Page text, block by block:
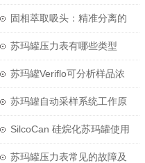
品前处理中的技术应用
固相萃取吸头：精准分离的
微型化学实验室
苏玛罐压力表有哪些类型
呢？又该怎么选呢？
苏玛罐Veriflo可分析样品浓
度范围广
苏玛罐自动采样系统工作原
理
SilcoCan 硅烷化苏玛罐使用
专有电抛光技术和超声工艺
苏玛罐压力表常见的故障及